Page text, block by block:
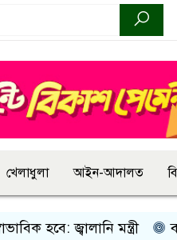
খেলাধুলা আইন-আদালত
জ্বালানি মন্ত্রী